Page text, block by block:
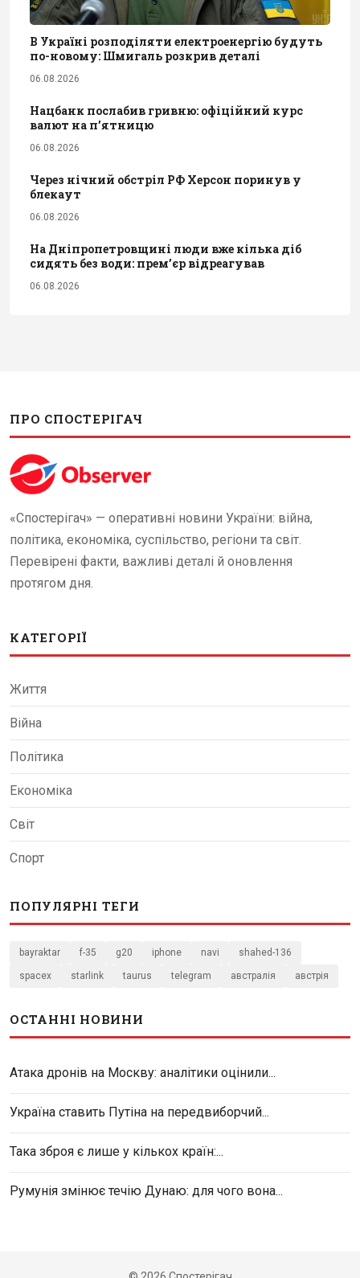
В Україні розподіляти електроенергію будуть
по-новому: Шмигаль розкрив деталі
06.08.2026
Нацбанк послабив гривню: офіційний курс
валют на п’ятницю
06.08.2026
Через нічний обстріл РФ Херсон поринув у
блекаут
06.08.2026
На Дніпропетровщині люди вже кілька діб
сидять без води: прем’єр відреагував
06.08.2026
ПРО СПОСТЕРІГАЧ
«Спостерігач» — оперативні новини України: війна,
політика, економіка, суспільство, регіони та світ.
Перевірені факти, важливі деталі й оновлення
протягом дня.
КАТЕГОРІЇ
Життя
Війна
Політика
Економіка
Світ
Спорт
ПОПУЛЯРНІ ТЕГИ
bayraktar f-35 g20 iphone navi shahed-136
spacex starlink taurus telegram австралія австрія
ОСТАННІ НОВИНИ
Атака дронів на Москву: аналітики оцінили...
Україна ставить Путіна на передвиборчий...
Така зброя є лише у кількох країн:...
Румунія змінює течію Дунаю: для чого вона...